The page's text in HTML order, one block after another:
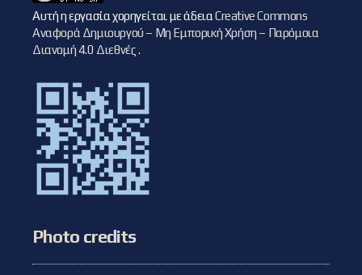
Αυτή η εργασία χορηγείται με άδειαCreative Commons
Αναφορά Δημιουργού – Μη Εμπορική Χρήση – Παρόμοια
Διανομή 4.0 Διεθνές.
Photo credits